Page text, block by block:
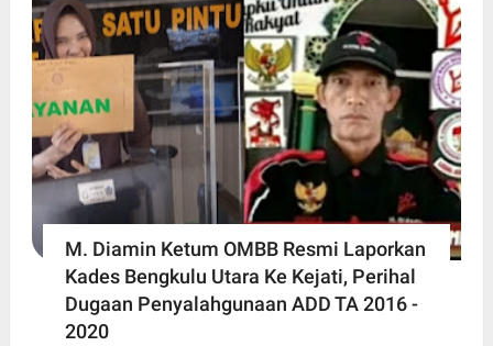
M. Diamin Ketum OMBB Resmi Laporkan
Kades Bengkulu Utara Ke Kejati, Perihal
Dugaan Penyalahgunaan ADD TA 2016 -
2020